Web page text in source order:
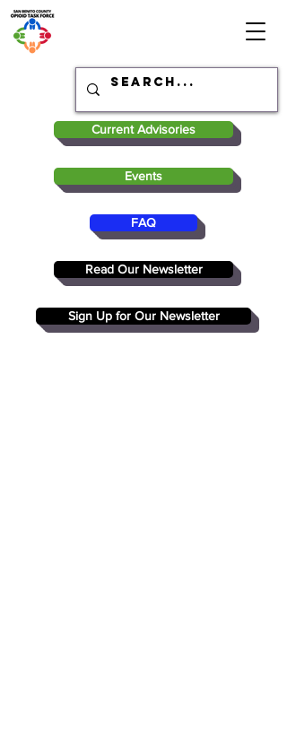
Current Advisories
Events
FAQ
Read Our Newsletter
Sign Up for Our Newsletter